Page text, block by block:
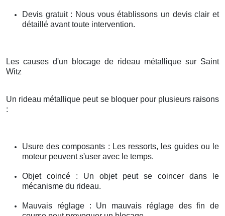
Devis gratuit : Nous vous établissons un devis clair et
détaillé avant toute intervention.
Les causes d'un blocage de rideau métallique sur Saint
Witz
Un rideau métallique peut se bloquer pour plusieurs raisons
:
Usure des composants : Les ressorts, les guides ou le
moteur peuvent s'user avec le temps.
Objet coincé : Un objet peut se coincer dans le
mécanisme du rideau.
Mauvais réglage : Un mauvais réglage des fin de